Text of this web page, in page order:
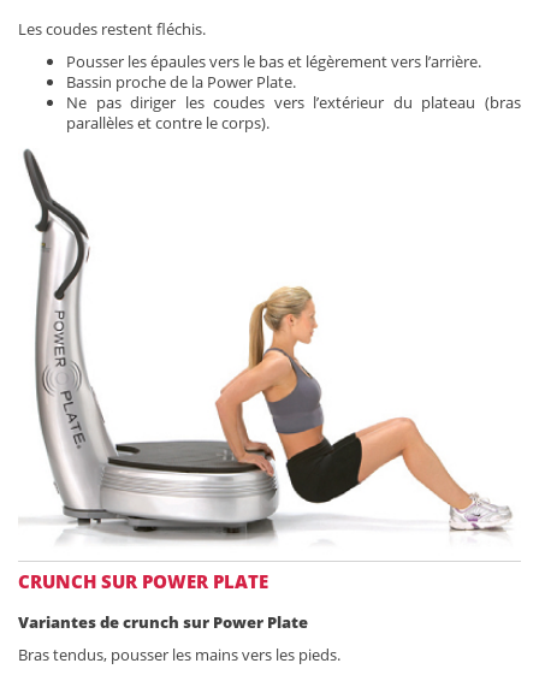
Les coudes restent fléchis.
Pousser les épaules vers le bas et légèrement vers l’arrière.
Bassin proche de la Power Plate.
Ne pas diriger les coudes vers l’extérieur du plateau (bras
parallèles et contre le corps).
CRUNCH SUR POWER PLATE
Variantes de crunch sur Power Plate
Bras tendus, pousser les mains vers les pieds.